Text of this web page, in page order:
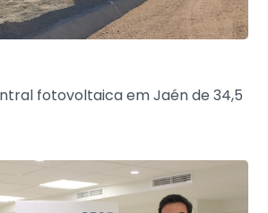
fotovoltaica em Jaén de 34,5